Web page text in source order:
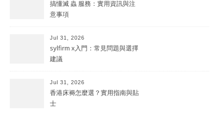
搞懂滅 蟲 服務：實用資訊與注
意事項
Jul 31, 2026
sylfirm x入門：常見問題與選擇
建議
Jul 31, 2026
香港床褥怎麼選？實用指南與貼
士